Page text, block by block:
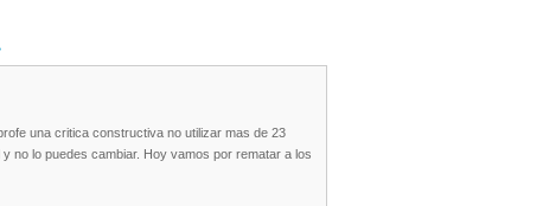
una critica constructiva no utilizar mas de 23
no lo puedes cambiar. Hoy vamos por rematar a los